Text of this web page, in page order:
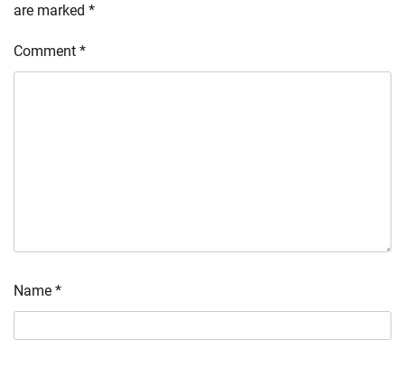
are marked *
Comment *
Name *